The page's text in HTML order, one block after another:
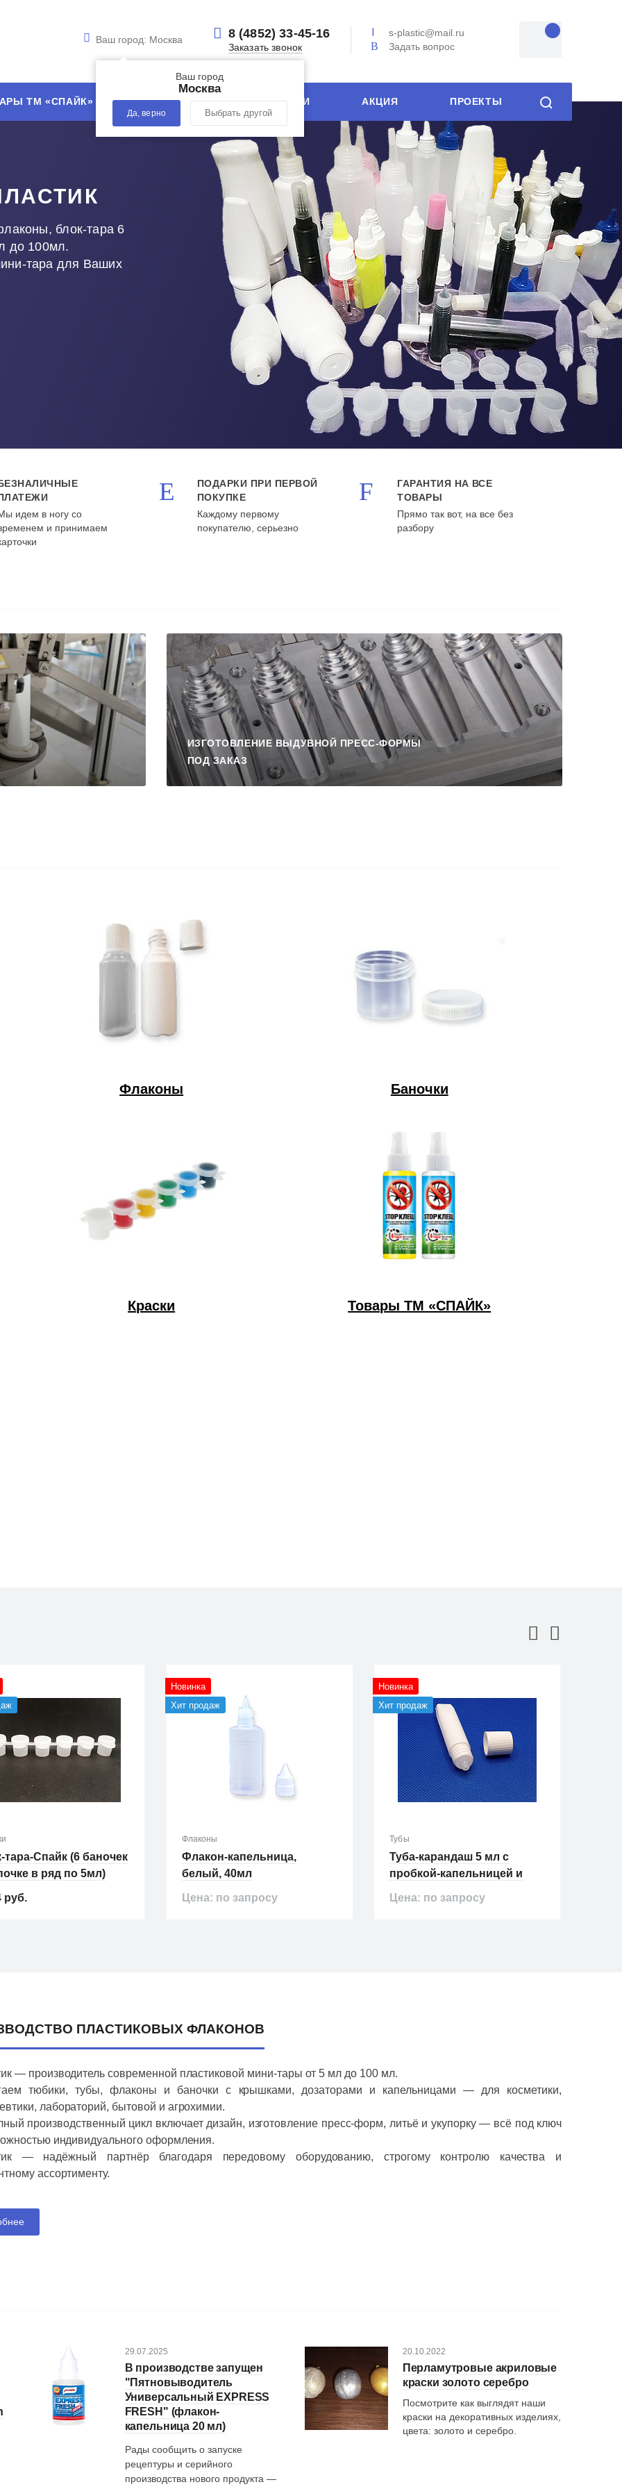
Ваш город: Москва
Ваш город
Москва
Да, верно Выбрать другой
8 (4852) 33-45-16
Заказать звонок
s-plastic@mail.ru
Задать вопрос
ТМ «СПАЙК» УСЛУГИ ТЕХНОЛОГИИ АКЦИЯ ПРОЕКТЫ
блок-тара 6
до 100мл.
тара для Ваших
идем в ногу со
и принимаем
ПОДАРКИ ПРИ ПЕРВОЙ
ПОКУПКЕ
Каждому первому
покупателю, серьезно
ГАРАНТИЯ НА ВСЕ
ТОВАРЫ
Прямо так вот, на все без
разбору
ИЗГОТОВЛЕНИЕ ВЫДУВНОЙ ПРЕСС-ФОРМЫ
ПОД ЗАКАЗ
Флаконы Баночки
Краски Товары ТМ «СПАЙК»
тара-Спайк (6 баночек
в ряд по 5мл)
руб.
Новинка
Хит продаж
Флаконы
Флакон-капельница,
белый, 40мл
Цена: по запросу
Новинка
Хит продаж
Тубы
Туба-карандаш 5 мл с
пробкой-капельницей и
Цена: по запросу
капельница,
20мл
по запросу
Баночки
Пластиковая баночка, 15мл
Флаконы
белый, 40мл
ПЛАСТИКОВЫХ ФЛАКОНОВ
— производитель современной пластиковой мини‑тары от 5 мл до 100 мл.
тюбики, тубы, флаконы и баночки с крышками, дозаторами и капельницами — для косметики,
лабораторий, бытовой и агрохимии.
производственный цикл включает дизайн, изготовление пресс‑форм, литьё и укупорку — всё под ключ
индивидуального оформления.
— надёжный партнёр благодаря передовому оборудованию, строгому контролю качества и
ассортименту.
29.07.2025
В производстве запущен
"Пятновыводитель
Универсальный EXPRESS
FRESH" (флакон-
капельница 20 мл)
Рады сообщить о запуске
рецептуры и серийного
производства нового продукта —
20.10.2022
Перламутровые акриловые
краски золото серебро
Посмотрите как выглядят наши
краски на декоративных изделиях,
цвета: золото и серебро.